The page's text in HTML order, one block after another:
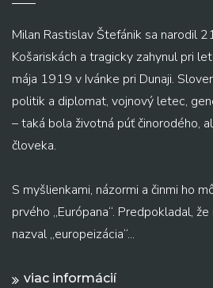
Milan Rastislav Štefánik sa narodil
Košariskách a tragicky zahynul pri
mája 1919 v Ivánke pri Dunaji.
politik a diplomat, vojnový letec,
– taká bola životná púť činorodého,
človeka.
S myšlienkami, názormi a činmi ho
prvého „Európana“. Predpokladal,
nazval „europeizácia“...
viac informácií